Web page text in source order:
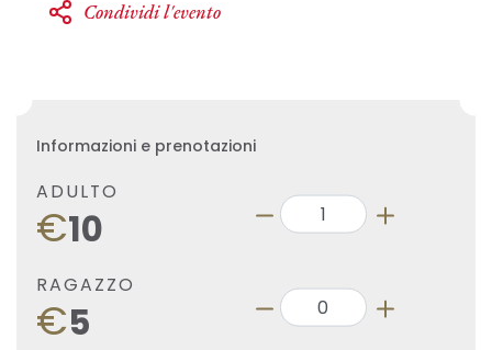
Condividi l'evento
Informazioni e prenotazioni
ADULTO
€10
RAGAZZO
€5